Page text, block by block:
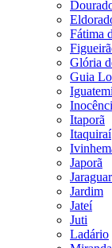
Fátima
Glória
Guia
Iguatemi
Itaporã
Itaquiraí
Japorã
Jardim
Jateí
Juti
Ladário